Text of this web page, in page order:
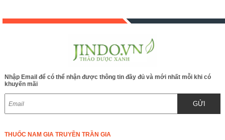
Nhập Email để có thể nhận được thông tin đầy đủ và mới nhất mỗi khi có
khuyến mãi
GỬI
THUỐC NAM GIA TRUYỀN TRẦN GIA